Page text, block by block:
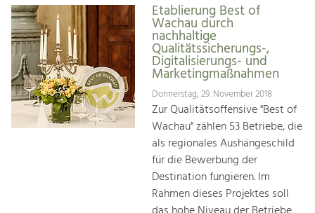
Etablierung Best of
Wachau durch
nachhaltige
Qualitätssicherungs-,
Digitalisierungs- und
Marketingmaßnahmen
Donnerstag, 29. November 2018
Zur Qualitätsoffensive "Best of
Wachau" zählen 53 Betriebe, die
als regionales Aushängeschild
für die Bewerbung der
Destination fungieren. Im
Rahmen dieses Projektes soll